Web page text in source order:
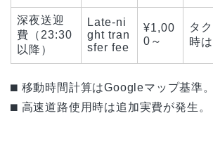
深夜送迎
費（23:30
以降）
Late-ni
ght tran
sfer fee
¥1,00
0～
タ
時
⬛︎ 移動時間計算はGoogleマップ基準。
⬛︎ 高速道路使用時は追加実費が発生。